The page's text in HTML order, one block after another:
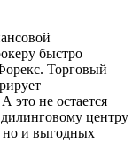
быстро
Торговый
не остается
центру
но и выгодных